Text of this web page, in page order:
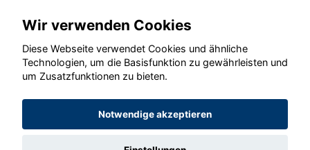
© konjunkturmotor.de GmbH 2020 - 2026
Wir verwenden Cookies
Diese Webseite verwendet Cookies und ähnliche
Technologien, um die Basisfunktion zu gewährleisten und
um Zusatzfunktionen zu bieten.
Notwendige akzeptieren